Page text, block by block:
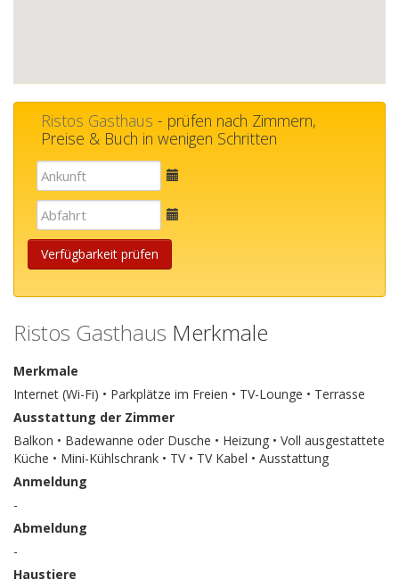
Ristos Gasthaus - prüfen nach Zimmern,
Preise & Buch in wenigen Schritten
E-
mail
E-
mail
Verfügbarkeit prüfen
Ristos Gasthaus Merkmale
Merkmale
Internet (Wi-Fi) • Parkplätze im Freien • TV-Lounge • Terrasse
Ausstattung der Zimmer
Balkon • Badewanne oder Dusche • Heizung • Voll ausgestattete
Küche • Mini-Kühlschrank • TV • TV Kabel • Ausstattung
Anmeldung
-
Abmeldung
-
Haustiere